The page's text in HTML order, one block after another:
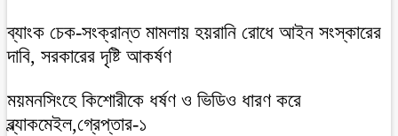
ব্যাংক চেক-সংক্রান্ত মামলায় হয়রানি রোধে আইন সংস্কারের
দাবি, সরকারের দৃষ্টি আকর্ষণ
ময়মনসিংহে কিশোরীকে ধর্ষণ ও ভিডিও ধারণ করে
ব্ল্যাকমেইল,গ্রেপ্তার-১